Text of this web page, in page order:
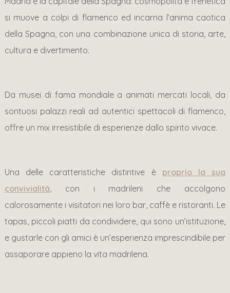
si muove a colpi di flamenco ed incarna l’anima caotica
della Spagna, con una combinazione unica di storia, arte,
cultura e divertimento.
Da musei di fama mondiale a animati mercati locali, da
sontuosi palazzi reali ad autentici spettacoli di flamenco,
offre un mix irresistibile di esperienze dallo spirito vivace.
Una delle caratteristiche distintive è proprio la sua
convivialità, con i madrileni che accolgono
calorosamente i visitatori nei loro bar, caffè e ristoranti. Le
tapas, piccoli piatti da condividere, qui sono un’istituzione,
e gustarle con gli amici è un’esperienza imprescindibile per
assaporare appieno la vita madrilena.